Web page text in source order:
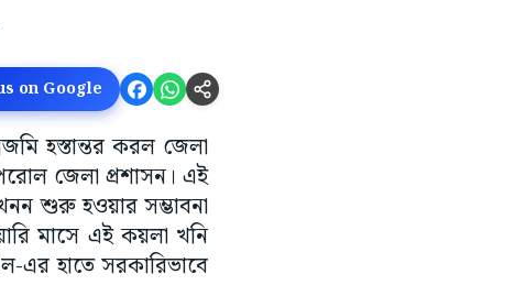
on Google
হস্তান্তর করল জেলা
জেলা প্রশাসন। এই
শুরু হওয়ার সম্ভাবনা
মাসে এই কয়লা খনি
এর হাতে সরকারিভাবে